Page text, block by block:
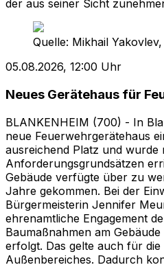
der aus seiner Sicht
Quelle: Mikhail
05.08.2026, 12:00 Uhr
Neues Gerätehaus für
BLANKENHEIM (700) - In
neue Feuerwehrgerätehaus
ausreichend Platz und wurde
Anforderungsgrundsätzen
Gebäude verfügte über zu
Jahre gekommen. Bei der
Bürgermeisterin Jennifer
ehrenamtliche Engagement
Baumaßnahmen am
erfolgt. Das gelte auch für die
Außenbereiches. Dadurch